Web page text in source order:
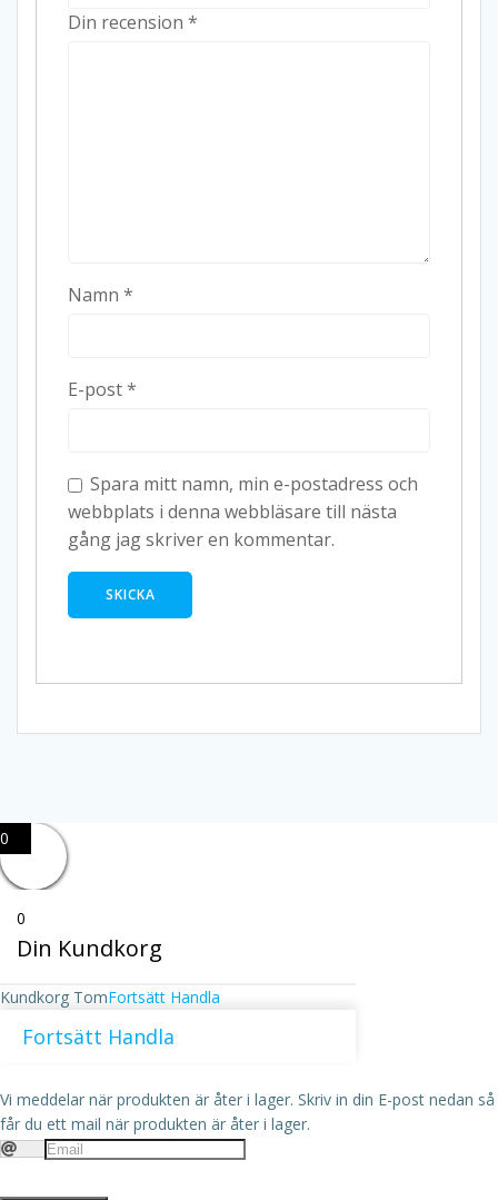
Din recension *
Namn *
E-post*
Spara mitt namn, min e-postadress och
webbplats i denna webbläsare till nästa
gång jag skriver en kommentar.
0
0
Din Kundkorg
Kundkorg TomFortsätt Handla
Fortsätt Handla
Vi meddelar när produkten är åter i lager. Skriv in din E-post nedan så
får du ett mail när produkten är åter i lager.